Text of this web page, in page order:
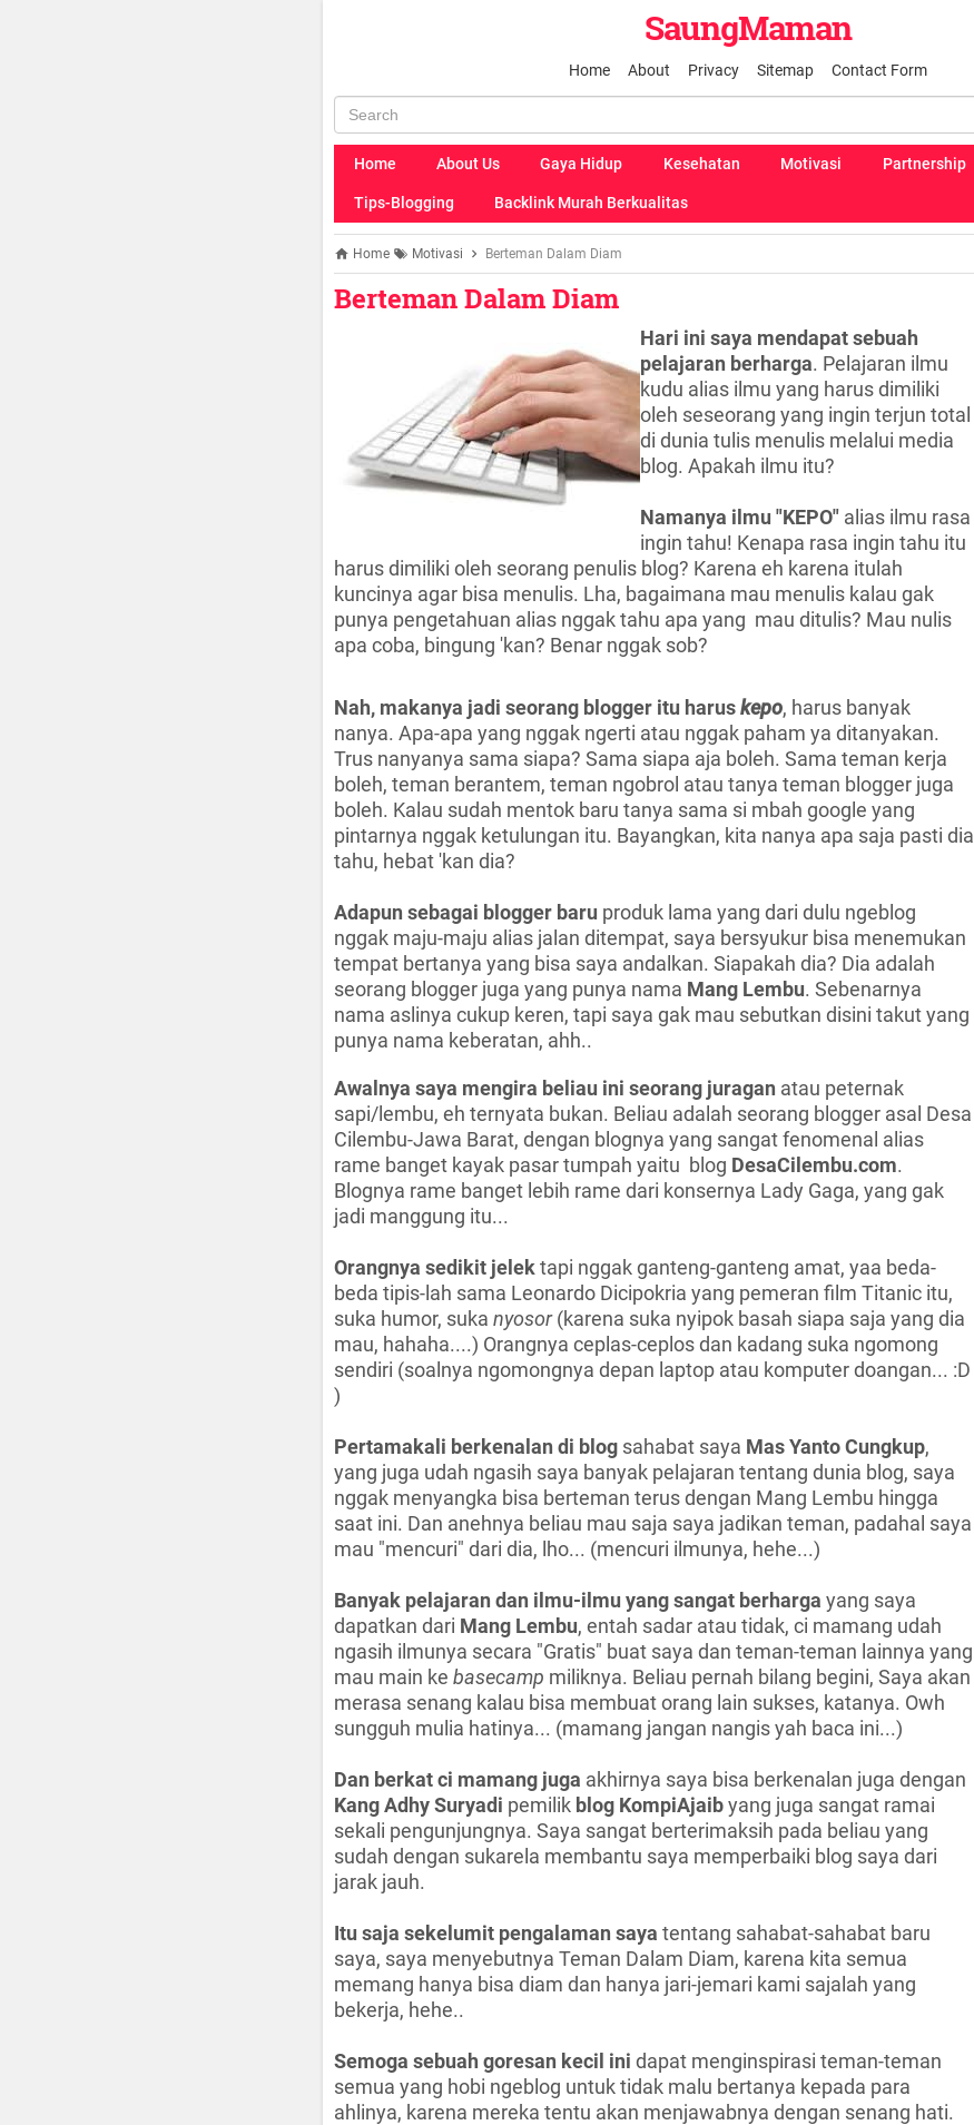
SaungMaman
Home About Privacy Sitemap Contact Form
Home About Us Gaya Hidup Kesehatan Motivasi Partnership
Tips-Blogging Backlink Murah Berkualitas
Home Motivasi Berteman Dalam Diam
Berteman Dalam Diam
Hari ini saya mendapat sebuah
pelajaran berharga. Pelajaran ilmu
kudu alias ilmu yang harus dimiliki
oleh seseorang yang ingin terjun total
di dunia tulis menulis melalui media
blog. Apakah ilmu itu?
Namanya ilmu "KEPO"alias ilmu rasa
ingin tahu! Kenapa rasa ingin tahu itu
harus dimiliki oleh seorang penulis blog? Karena eh karena itulah
kuncinya agar bisa menulis. Lha, bagaimana mau menulis kalau gak
punya pengetahuan alias nggak tahu apa yang mau ditulis? Mau nulis
apa coba, bingung 'kan? Benar nggak sob?
Nah, makanya jadi seorang blogger itu haruskepo, harus banyak
nanya. Apa-apa yang nggak ngerti atau nggak paham ya ditanyakan.
Trus nanyanya sama siapa? Sama siapa aja boleh. Sama teman kerja
boleh, teman berantem, teman ngobrol atau tanya teman blogger juga
boleh. Kalau sudah mentok baru tanya sama si mbah google yang
pintarnya nggak ketulungan itu. Bayangkan, kita nanya apa saja pasti dia
tahu, hebat 'kan dia?
Adapun sebagai blogger baru produk lama yang dari dulu ngeblog
nggak maju-maju alias jalan ditempat, saya bersyukur bisa menemukan
tempat bertanya yang bisa saya andalkan. Siapakah dia? Dia adalah
seorang blogger juga yang punya nama Mang Lembu. Sebenarnya
nama aslinya cukup keren, tapi saya gak mau sebutkan disini takut yang
punya nama keberatan, ahh..
Awalnya saya mengira beliau ini seorang juragan atau peternak
sapi/lembu, eh ternyata bukan. Beliau adalah seorang blogger asal Desa
Cilembu-Jawa Barat, dengan blognya yang sangat fenomenal alias
rame banget kayak pasar tumpah yaitu blog DesaCilembu.com.
Blognya rame banget lebih rame dari konsernya Lady Gaga, yang gak
jadi manggung itu...
Orangnya sedikit jelektapi nggak ganteng-ganteng amat, yaa beda-
beda tipis-lah sama Leonardo Dicipokria yang pemeran film Titanic itu,
suka humor, suka nyosor(karena suka nyipok basah siapa saja yang dia
mau, hahaha....) Orangnya ceplas-ceplos dan kadang suka ngomong
sendiri (soalnya ngomongnya depan laptop atau komputer doangan... :D
)
Pertamakali berkenalan di blogsahabat saya Mas Yanto Cungkup,
yang juga udah ngasih saya banyak pelajaran tentang dunia blog, saya
nggak menyangka bisa berteman terus dengan Mang Lembu hingga
saat ini. Dan anehnya beliau mau saja saya jadikan teman, padahal saya
mau "mencuri" dari dia, lho... (mencuri ilmunya, hehe...)
Banyak pelajaran dan ilmu-ilmu yang sangat berharga yang saya
dapatkan dari Mang Lembu, entah sadar atau tidak, ci mamang udah
ngasih ilmunya secara "Gratis" buat saya dan teman-teman lainnya yang
mau main ke basecamp miliknya. Beliau pernah bilang begini, Saya akan
merasa senang kalau bisa membuat orang lain sukses, katanya. Owh
sungguh mulia hatinya... (mamang jangan nangis yah baca ini...)
Dan berkat ci mamang juga akhirnya saya bisa berkenalan juga dengan
Kang Adhy Suryadi pemilik blog KompiAjaibyang juga sangat ramai
sekali pengunjungnya. Saya sangat berterimaksih pada beliau yang
sudah dengan sukarela membantu saya memperbaiki blog saya dari
jarak jauh.
Itu saja sekelumit pengalaman saya tentang sahabat-sahabat baru
saya, saya menyebutnya Teman Dalam Diam, karena kita semua
memang hanya bisa diam dan hanya jari-jemari kami sajalah yang
bekerja, hehe..
Semoga sebuah goresan kecil ini dapat menginspirasi teman-teman
semua yang hobi ngeblog untuk tidak malu bertanya kepada para
ahlinya, karena mereka tentu akan menjawabnya dengan senang hati.